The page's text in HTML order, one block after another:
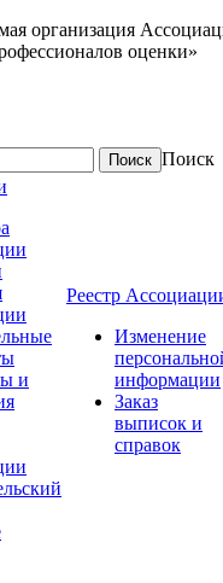
организация
оценки»
Поиск
и
Реестр
Изменение
информации
Заказ
выписок и
справок